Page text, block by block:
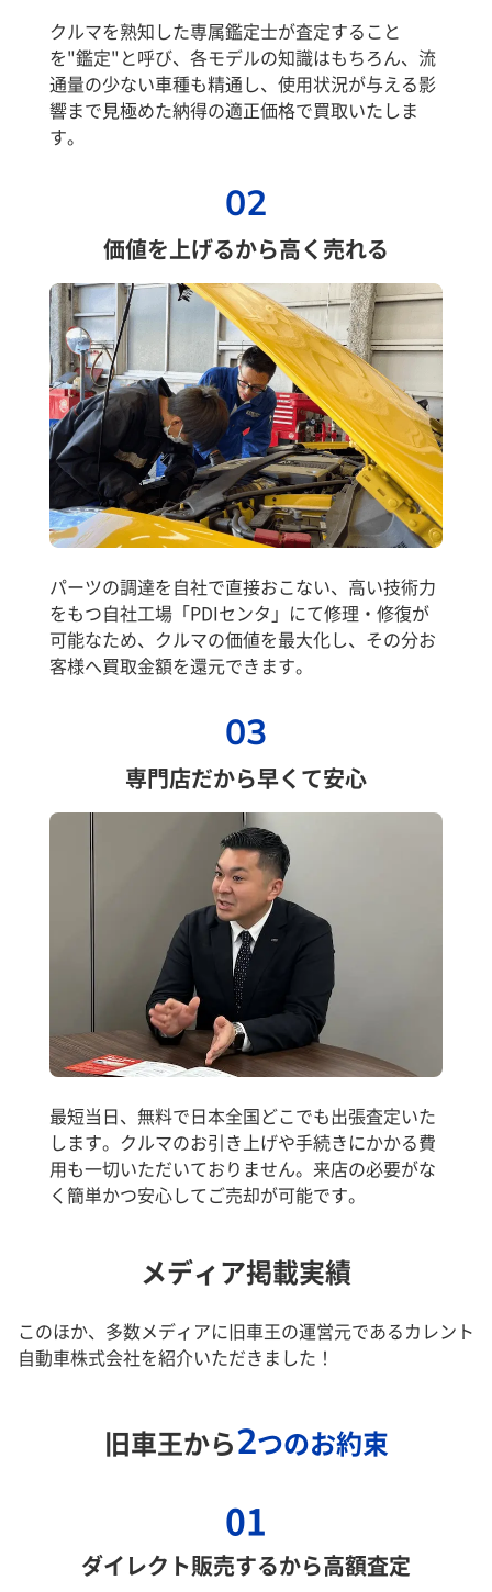
クルマを熟知した専属鑑定士が査定すること
を"鑑定"と呼び、各モデルの知識はもちろん、流
通量の少ない車種も精通し、使用状況が与える影
響まで見極めた納得の適正価格で買取いたしま
す。
02
価値を上げるから高く売れる
パーツの調達を自社で直接おこない、高い技術力
をもつ自社工場「PDIセンタ」にて修理・修復が
可能なため、クルマの価値を最大化し、その分お
客様へ買取金額を還元できます。
03
専門店だから早くて安心
最短当日、無料で日本全国どこでも出張査定いた
します。クルマのお引き上げや手続きにかかる費
用も一切いただいておりません。来店の必要がな
く簡単かつ安心してご売却が可能です。
メディア掲載実績
このほか、多数メディアに旧車王の運営元であるカレント
自動車株式会社を紹介いただきました！
旧車王から2つのお約束
01
ダイレクト販売するから高額査定